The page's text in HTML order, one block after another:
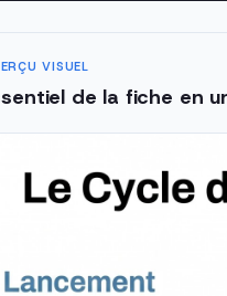
VISUEL
de la fiche en